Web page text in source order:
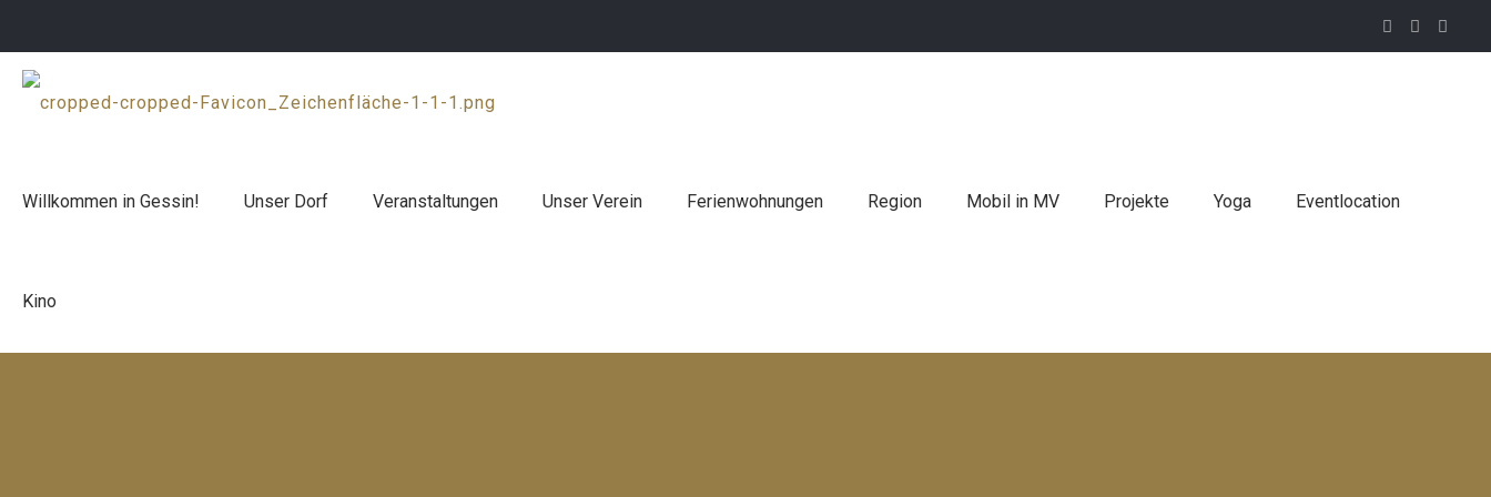
Willkommen in Gessin! Unser Dorf Veranstaltungen Unser Verein Ferienwohnungen Region Mobil in MV Projekte Yoga Eventlocation
Kino